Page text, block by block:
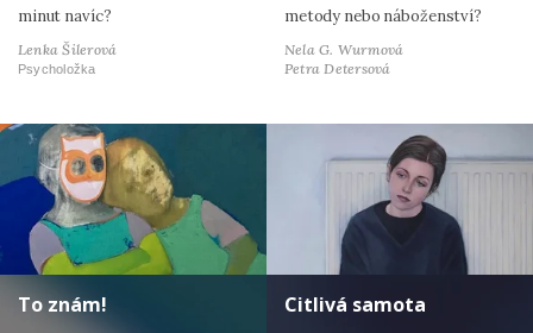
minut navíc?
Lenka Šilerová
Psycholožka
metody nebo náboženství?
Nela G. Wurmová
Petra Detersová
To znám! Citlivá samota